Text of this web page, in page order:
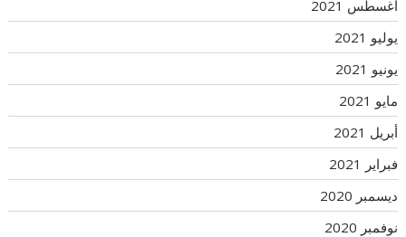
أغسطس 2021
يوليو 2021
يونيو 2021
مايو 2021
أبريل 2021
فبراير 2021
ديسمبر 2020
نوفمبر 2020